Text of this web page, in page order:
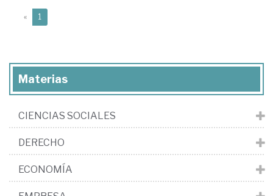
« 1
Materias
CIENCIAS SOCIALES
DERECHO
ECONOMÍA